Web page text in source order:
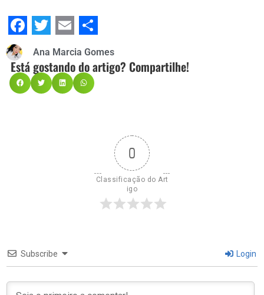
Facebook
Twitter
Email
Share
Ana Marcia Gomes
Está gostando do artigo? Compartilhe!
0
Classificação do Art
igo
Subscribe Login